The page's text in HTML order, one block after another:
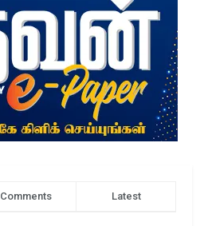
Comments Latest